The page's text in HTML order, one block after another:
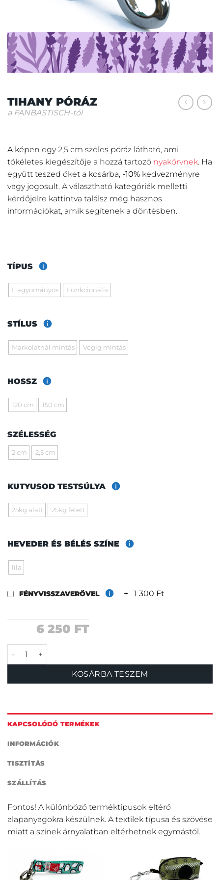
TIHANY PÓRÁZ
a FANBASTISCH-tól
A képen egy 2,5 cm széles póráz látható, ami
tökéletes kiegészítője a hozzá tartozó nyakörvnek. Ha
együtt teszed őket a kosárba, -10% kedvezményre
vagy jogosult. A választható kategóriák melletti
kérdőjelre kattintva találsz még hasznos
információkat, amik segítenek a döntésben.
TÍPUS
Hagyományos Funkcionális
STÍLUS
Markolatnál mintás Végig mintás
HOSSZ
120 cm 150 cm
SZÉLESSÉG
2 cm 2,5 cm
KUTYUSOD TESTSÚLYA
25kg alatt 25kg felett
HEVEDER ÉS BÉLÉS SZÍNE
lila
FÉNYVISSZAVERŐVEL + 1 300 Ft
6 250 FT
Tihany póráz mennyiség
KOSÁRBA TESZEM
KAPCSOLÓDÓ TERMÉKEK
INFORMÁCIÓK
TISZTÍTÁS
SZÁLLÍTÁS
Fontos! A különböző terméktípusok eltérő
alapanyagokra készülnek. A textilek típusa és szövése
miatt a színek árnyalatban eltérhetnek egymástól.